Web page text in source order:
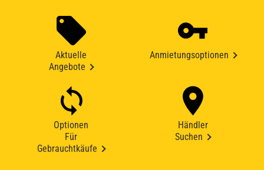
Aktuelle
Angebote
Anmietungsoptionen
Optionen
Für
Gebrauchtkäufe
Händler
Suchen